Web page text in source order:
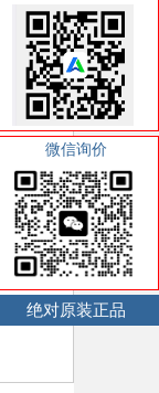
微信询价
绝对原装正品